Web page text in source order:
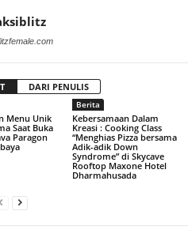
DARI PENULIS
Menu Unik
Saat Buka
Paragon
Berita
Kebersamaan Dalam
Kreasi : Cooking Class
“Menghias Pizza bersama
Adik-adik Down
Syndrome” di Skycave
Rooftop Maxone Hotel
Dharmahusada